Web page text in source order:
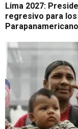
Lima 2027:
regresivo para